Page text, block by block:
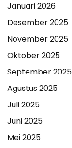
Januari 2026
Desember 2025
November 2025
Oktober 2025
September 2025
Agustus 2025
Juli 2025
Juni 2025
Mei 2025